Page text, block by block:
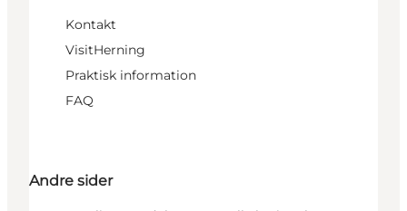
Kontakt
VisitHerning
Praktisk information
FAQ
Andre sider